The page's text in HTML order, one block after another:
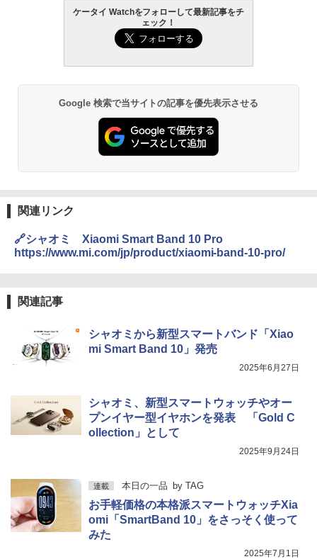
ケータイ Watchをフォローして最新記事をチ
ェック！
Google 検索で当サイトの記事を優先表示させる
関連リンク
🔗シャオミ Xiaomi Smart Band 10 Pro
https://www.mi.com/jp/product/xiaomi-band-10-pro/
関連記事
シャオミから新型スマートバンド「Xiao
mi Smart Band 10」発売
2025年6月27日
シャオミ、新型スマートウォッチやオー
プンイヤー型イヤホンを発表 「Gold C
ollection」として
2025年9月24日
連載 本日の一品 by TAG
お手軽価格の本格派スマートウォッチXia
omi「SmartBand 10」をさっそく使って
みた
2025年7月1日